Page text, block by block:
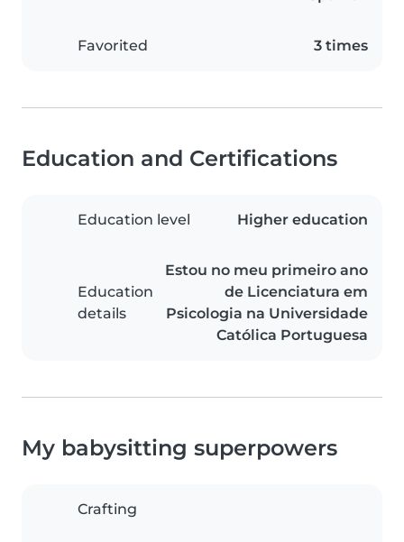
Favorited 3 times
Education and Certifications
Education level Higher education
Education
details
Estou no meu primeiro ano
de Licenciatura em
Psicologia na Universidade
Católica Portuguesa
My babysitting superpowers
Crafting